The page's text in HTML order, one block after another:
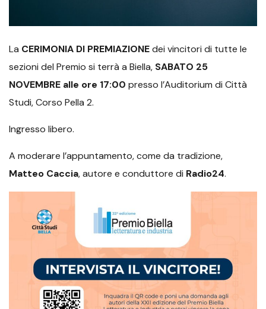
La CERIMONIA DI PREMIAZIONEdei vincitori di tutte le
sezioni del Premio si terrà a Biella, SABATO 25
NOVEMBRE alle ore 17:00 presso l’Auditorium di Città
Studi, Corso Pella 2.
Ingresso libero.
A moderare l’appuntamento, come da tradizione,
Matteo Caccia, autore e conduttore di Radio24.